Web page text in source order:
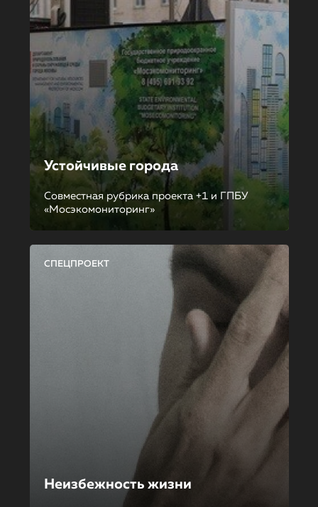
Устойчивые города
Совместная рубрика проекта +1 и ГПБУ
«Мосэкомониторинг»
СПЕЦПРОЕКТ
Неизбежность жизни